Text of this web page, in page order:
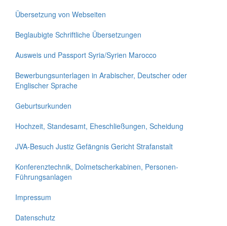
Übersetzung von Webseiten
Beglaubigte Schriftliche Übersetzungen
Ausweis und Passport Syria/Syrien Marocco
Bewerbungsunterlagen in Arabischer, Deutscher oder
Englischer Sprache
Geburtsurkunden
Hochzeit, Standesamt, Eheschließungen, Scheidung
JVA-Besuch Justiz Gefängnis Gericht Strafanstalt
Konferenztechnik, Dolmetscherkabinen, Personen-
Führungsanlagen
Impressum
Datenschutz